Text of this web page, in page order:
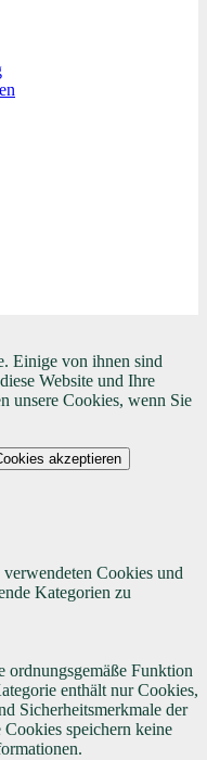
Einige von ihnen sind
Website und Ihre
unsere Cookies, wenn Sie
akzeptieren
Cookies und
Kategorien zu
Funktion
enthält nur Cookies,
Sicherheitsmerkmale der
speichern keine